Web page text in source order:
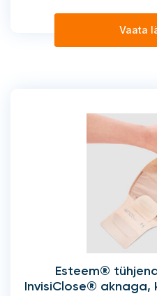
Vaata
Esteem®
InvisiClose®